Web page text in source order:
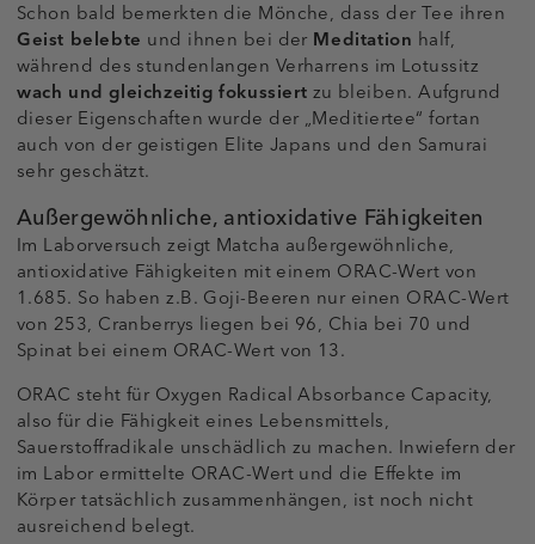
Schon bald bemerkten die Mönche, dass der Tee ihren
Geist belebte und ihnen bei der Meditation half,
während des stundenlangen Verharrens im Lotussitz
wach und gleichzeitig fokussiertzu bleiben. Aufgrund
dieser Eigenschaften wurde der „Meditiertee“ fortan
auch von der geistigen Elite Japans und den Samurai
sehr geschätzt.
Außergewöhnliche, antioxidative Fähigkeiten
Im Laborversuch zeigt Matcha außergewöhnliche,
antioxidative Fähigkeiten mit einem ORAC-Wert von
1.685. So haben z.B. Goji-Beeren nur einen ORAC-Wert
von 253, Cranberrys liegen bei 96, Chia bei 70 und
Spinat bei einem ORAC-Wert von 13.
ORAC steht für Oxygen Radical Absorbance Capacity,
also für die Fähigkeit eines Lebensmittels,
Sauerstoffradikale unschädlich zu machen. Inwiefern der
im Labor ermittelte ORAC-Wert und die Effekte im
Körper tatsächlich zusammenhängen, ist noch nicht
ausreichend belegt.